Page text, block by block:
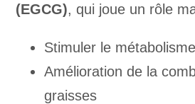
(EGCG), qui joue un rôle
Stimuler le métabolisme
Amélioration de la
graisses